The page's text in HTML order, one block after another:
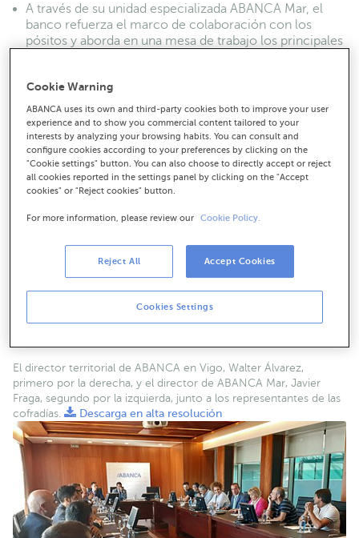
A través de su unidad especializada ABANCA Mar, el
banco refuerza el marco de colaboración con los
pósitos y aborda en una mesa de trabajo los principales
El director territorial de ABANCA en Vigo, Walter Álvarez,
primero por la derecha, y el director de ABANCA Mar, Javier
Fraga, segundo por la izquierda, junto a los representantes de las
cofradías.
Descarga en alta resolución
Cookie Warning
ABANCA uses its own and third-party cookies both to improve your user
experience and to show you commercial content tailored to your
interests by analyzing your browsing habits. You can consult and
configure cookies according to your preferences by clicking on the
"Cookie settings" button. You can also choose to directly accept or reject
all cookies reported in the settings panel by clicking on the "Accept
cookies" or "Reject cookies" button.
For more information, please review our Cookie Policy.
Cookies Settings
Reject All Accept Cookies